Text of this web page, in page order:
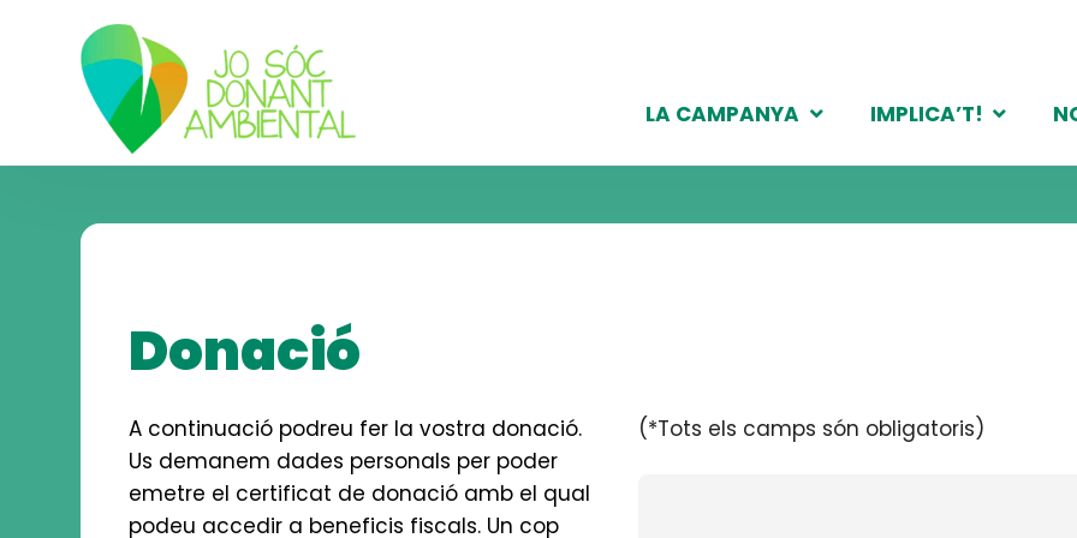
Skip
to
navigation
Skip
to
content
LA CAMPANYA IMPLICA’T!
Donació
A continuació podreu fer la vostra donació.
Us demanem dades personals per poder
emetre el certificat de donació amb el qual
podeu accedir a beneficis fiscals. Un cop
(*Tots els camps són obligatoris)